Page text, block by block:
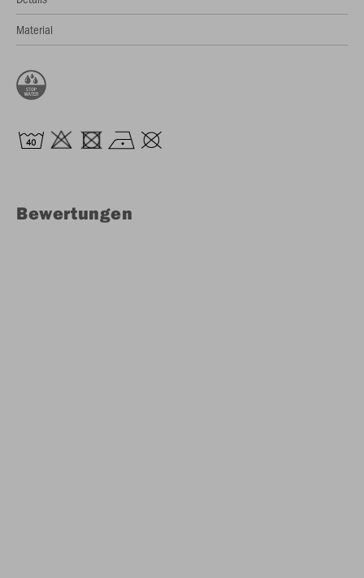
Material
Bewertungen